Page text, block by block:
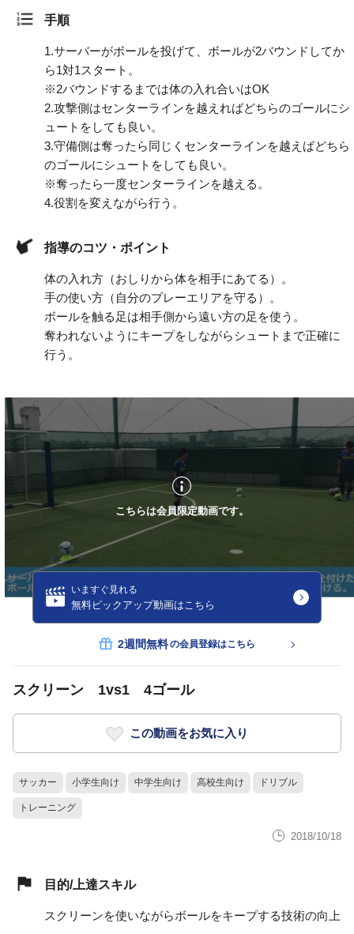
手順
1.サーバーがボールを投げて、ボールが2バウンドしてか
ら1対1スタート。
※2バウンドするまでは体の入れ合いはOK
2.攻撃側はセンターラインを越えればどちらのゴールにシ
ュートをしても良い。
3.守備側は奪ったら同じくセンターラインを越えばどちら
のゴールにシュートをしても良い。
※奪ったら一度センターラインを越える。
4.役割を変えながら行う。
指導のコツ・ポイント
体の入れ方（おしりから体を相手にあてる）。
手の使い方（自分のプレーエリアを守る）。
ボールを触る足は相手側から遠い方の足を使う。
奪われないようにキープをしながらシュートまで正確に
行う。
こちらは会員限定動画です。
いますぐ見れる
無料ピックアップ動画はこちら
2週間無料の会員登録はこちら
スクリーン 1vs1 4ゴール
この動画をお気に入り
サッカー 小学生向け 中学生向け 高校生向け ドリブル
トレーニング
2018/10/18
目的/上達スキル
スクリーンを使いながらボールをキープする技術の向上